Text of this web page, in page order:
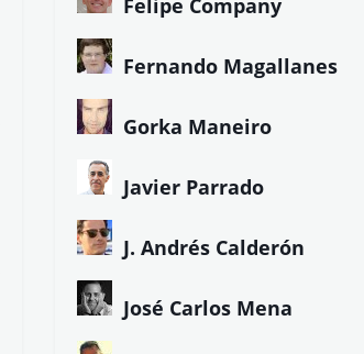
Felipe Company
Fernando Magallanes
Gorka Maneiro
Javier Parrado
J. Andrés Calderón
José Carlos Mena